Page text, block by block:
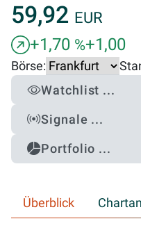
59,92 EUR
+1,70 %+1,00
Börse:
Watchlist ...
Signale ...
Portfolio ...
Überblick